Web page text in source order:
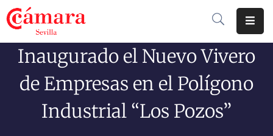
Cámara
Comercio
Soluciones
Inaugurado el Nuevo Vivero
de Empresas en el Polígono
Industrial “Los Pozos”